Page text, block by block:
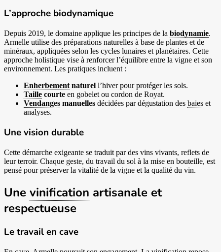
L’approche biodynamique
Depuis 2019, le domaine applique les principes de la biodynamie.
Armelle utilise des préparations naturelles à base de plantes et de
minéraux, appliquées selon les cycles lunaires et planétaires. Cette
approche holistique vise à renforcer l’équilibre entre la vigne et son
environnement. Les pratiques incluent :
Enherbement naturel l’hiver pour protéger les sols.
Taille courte en gobelet ou cordon de Royat.
Vendanges manuelles décidées par dégustation des baies et
analyses.
Une vision durable
Cette démarche exigeante se traduit par des vins vivants, reflets de
leur terroir. Chaque geste, du travail du sol à la mise en bouteille, est
pensé pour préserver la vitalité de la vigne et la qualité du vin.
Une vinification artisanale et
respectueuse
Le travail en cave